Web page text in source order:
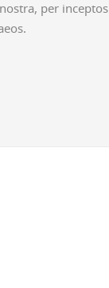
per inceptos